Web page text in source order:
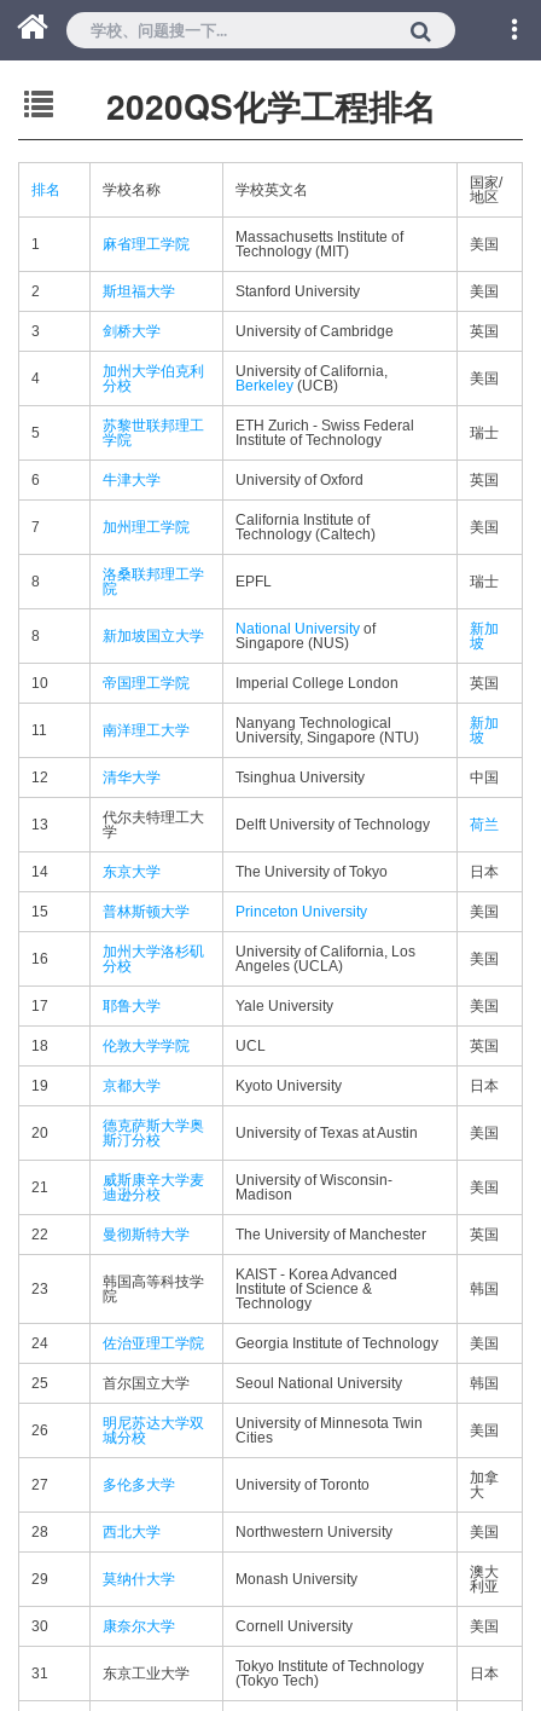
2020QS化学工程排名
排名 学校名称 学校英文名
国家/
地区
1 麻省理工学院
Massachusetts Institute of
Technology (MIT)
美国
2 斯坦福大学 Stanford University 美国
3 剑桥大学 University of Cambridge 英国
4
加州大学伯克利
分校
University of California,
Berkeley (UCB) 美国
5
苏黎世联邦理工
学院
ETH Zurich - Swiss Federal
Institute of Technology
瑞士
6 牛津大学 University of Oxford 英国
7 加州理工学院
California Institute of
Technology (Caltech)
美国
8
洛桑联邦理工学
院
EPFL 瑞士
8 新加坡国立大学 National University of
Singapore (NUS)
新加
坡
10 帝国理工学院 Imperial College London 英国
11 南洋理工大学
Nanyang Technological
University, Singapore (NTU)
新加
坡
12 清华大学 Tsinghua University 中国
13
代尔夫特理工大
学
Delft University of Technology 荷兰
14 东京大学 The University of Tokyo 日本
15 普林斯顿大学 Princeton University 美国
16
加州大学洛杉矶
分校
University of California, Los
Angeles (UCLA)
美国
17 耶鲁大学 Yale University 美国
18 伦敦大学学院 UCL 英国
19 京都大学 Kyoto University 日本
20
德克萨斯大学奥
斯汀分校
University of Texas at Austin 美国
21
威斯康辛大学麦
迪逊分校
University of Wisconsin-
Madison
美国
22 曼彻斯特大学 The University of Manchester 英国
23
韩国高等科技学
院
KAIST - Korea Advanced
Institute of Science &
Technology
韩国
24 佐治亚理工学院 Georgia Institute of Technology 美国
25 首尔国立大学 Seoul National University 韩国
26
明尼苏达大学双
城分校
University of Minnesota Twin
Cities
美国
27 多伦多大学 University of Toronto
加拿
大
28 西北大学 Northwestern University 美国
29 莫纳什大学 Monash University
澳大
利亚
30 康奈尔大学 Cornell University 美国
31 东京工业大学
Tokyo Institute of Technology
(Tokyo Tech)
日本